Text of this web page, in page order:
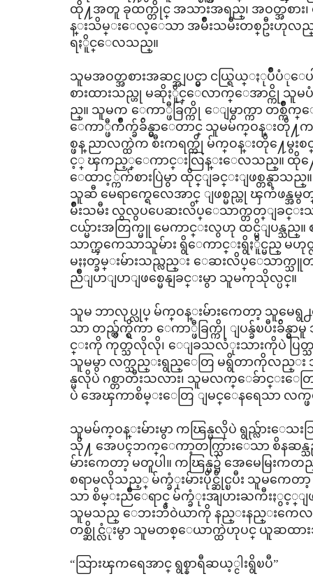
ထို႔အတူ ခုထက္တိုင္ အသားအရည္၊ အဝတ္အစား၊
န္းသိမ္းေလ့ေသာ အမ်ိဳးသမီးတစ္ဦးဟုလ
ရႏိူင္ေလသည္။
သူမအဝတ္အစားအဆင္အျပင္မွာ ငယ္ရြယ္ႏုပ်ိဳ
စားထားသည္ဟု မဆိုႏိူင္ေလာက္ေအာင္ကို
ည္။ သူမက ေကာ္ဖီခြက္ကို ေျမွာက္ကာ တစ္က်ိဳ
ေကာ္ဖီက်ိဳက္ခ်ခ်ိန္မွာေတာင္ သူမမ်က္ဝန္းတို႔က
စ္ဖန္ ညာလက္ထဲက စီးကရက္ကို မ်က္ဝန္းတို႔ေမွးစ
င့္ ၾကည့္ေကာင္းလြန္းေလသည္။ ထို႔ေ
ေထာင့္က်က်စားပြဲမွာ ထိုင္ျခင္းျဖစ္တန္ရာသည္
သူဆီ မေရာက္ရေလေအာင္ ျဖစ္မည္ဟု ၾကံဖ
မ်ိဳးသမီး လွလွပပေဆးလိပ္ေသာက္တတ္ျခ
ငယ္မ်ားအတြက္မူ မေကာင္းလွဟု ထင္မိျပန္သ
သာက္ၾကေသာသူမ်ား ရွိေကာင္းရွိႏိူင္မည္ မဟု
မႏႈတ္ခမ္းမ်ားသည္လည္း ေဆးလိပ္ေသာက္
ညိဳျပာျပာျဖစ္မေနျခင္းမွာ သူမကုသိုလ္ပင္။
သူမ ဘာလုပ္လုပ္ မ်က္ဝန္းမ်ားကေတာ့ သူမေရွ႕
သာ တည္လွ်က္ရွိကာ ေကာ္ဖီခြက္ကို ျပန္ခ်ၿပီးခ်ိန္မွာမူ
င္းကို ကုတ္သလိုလို၊ ေျခသလံုးသားကိုပဲ ပ
သူမမွာ လက္သည္းရွည္ေတြ မရွိတာကိုလည္း
န္မလိုပဲ ဂစ္တာတီးသလား၊ သူမလက္ေခ်ာင္း
ပဲ အေၾကာစိမ္းေတြ ျမင္ေနရေသာ လက္ဖ
သူမမ်က္ဝန္းမ်ားမွာ ကၽြန္မလိုပဲ ရွည္လ်ားေသး
သို႔ အေပၚဘက္ေကာ့တက္သြားေသာ စိနဆန္သ
မ်ားကေတာ့ မတူပါ။ ကၽြန္မ၌ အေမေမြ
စရာမလိုသည့္ မ်က္ခံုးမ်ားပိုင္ဆိုင္ၿပီး သူမကေတာ့
သာ စိမ္းညိဳေရာင္ မ်က္ခံုးအျပားႀကီးႏွင့္ျဖ
သူမသည္ ေဘးဘီဝဲယာကို နည္းနည္းကေလး
တစ္ဆိုင္လံုးမွာ သူမတစ္ေယာက္ထဲဟုပင္ ယူဆထား
“သြားၾကရေအာင္ ရွစ္နာရီဆယ့္ငါးရွိၿပီ”